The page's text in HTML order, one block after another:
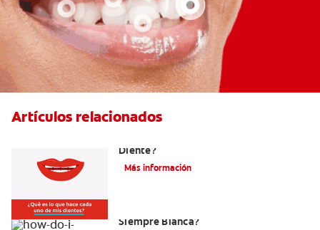
Artículos relacionados
Diente?
Más información
Siempre Blanca?